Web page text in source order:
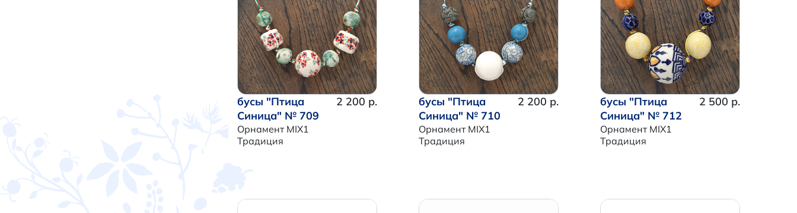
бусы "Птица
Синица" № 709
Орнамент MIX1
Традиция
2 200 р.
бусы "Птица
Синица" № 710
Орнамент MIX1
Традиция
2 200 р.
бусы "Птица
Синица" № 712
Орнамент MIX1
Традиция
2 500 р.